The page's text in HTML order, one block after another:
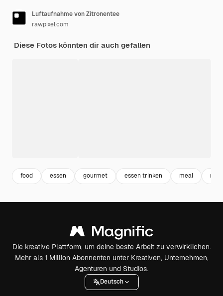
Luftaufnahme von Zitronentee
rawpixel.com
Diese Fotos könnten dir auch gefallen
food essen gourmet essen trinken meal
Die kreative Plattform, um deine beste Arbeit zu verwirklichen.
Mehr als 1 Million Abonnenten unter Kreativen, Unternehmen,
Agenturen und Studios.
Deutsch